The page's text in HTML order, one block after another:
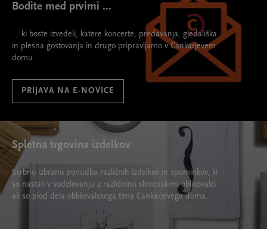
Bodite med prvimi ...
... ki boste izvedeli, katere koncerte, predavanja, gledališka
in plesna gostovanja in drugo pripravljamo v Cankarjevem
domu.
PRIJAVA NA E-NOVICE
Spletna trgovina izdelkov
Skrbno izbrano ponudba različnih izdelkov in spominkov, ki
so nastali v sodelovanju z različnimi slovenskimi oblikovalci
ali so plod dela oblikovalskega tima Cankarjevega doma.